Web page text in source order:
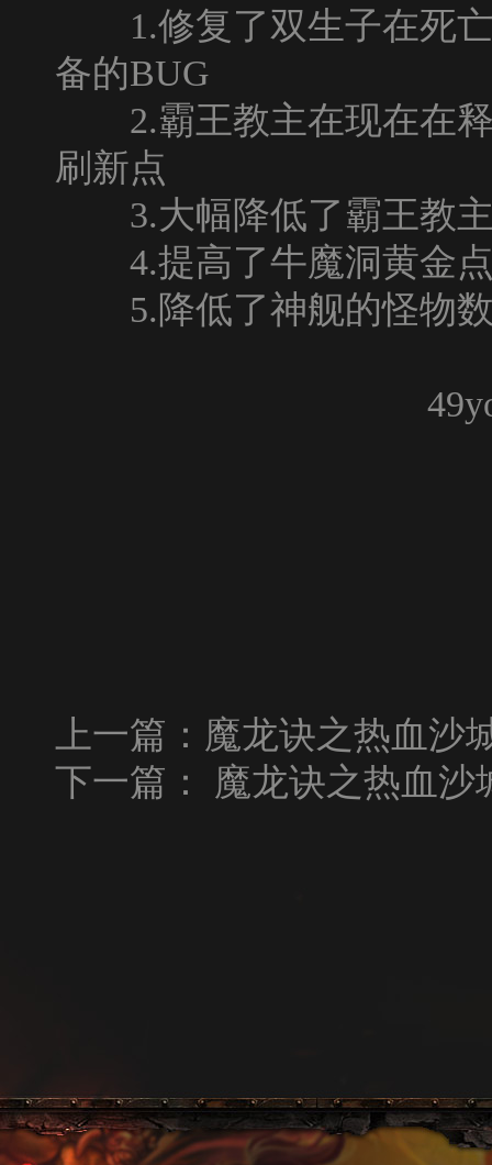
1.修复了双生子在死亡
备的BUG
2.霸王教主在现在在释
刷新点
3.大幅降低了霸王教主
4.提高了牛魔洞黄金点
5.降低了神舰的怪物数
上一篇： 魔龙诀之热血沙
下一篇：
魔龙诀之热血沙